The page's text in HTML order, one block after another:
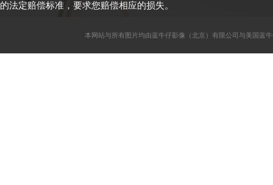
的法定赔偿标准，要求您赔偿相应的损失。
本网站与所有图片均由蓝牛仔影像（北京）有限公司与美国蓝